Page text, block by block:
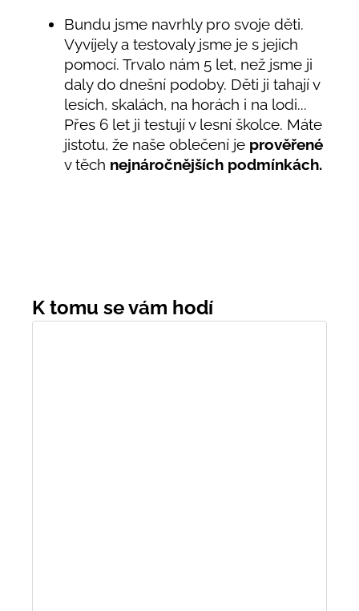
Bundu jsme navrhly pro svoje děti.
Vyvíjely a testovaly jsme je s jejich
pomocí. Trvalo nám 5 let, než jsme ji
daly do dnešní podoby. Děti ji tahají v
lesích, skalách, na horách i na lodi...
Přes 6 let ji testují v lesní školce. Máte
jistotu, že naše oblečení je prověřené
v těch nejnáročnějších podmínkách.